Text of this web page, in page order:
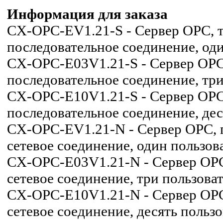
Информация для заказа
CX-OPC-EV1.21-S - Сервер ОРС,
последовательное соединение,
CX-OPC-E03V1.21-S - Сервер
последовательное соединение,
CX-OPC-E10V1.21-S - Сервер
последовательное соединение,
CX-OPC-EV1.21-N - Сервер ОРС,
сетевое соединение, один
CX-OPC-E03V1.21-N - Сервер
сетевое соединение, три
CX-OPC-E10V1.21-N - Сервер
сетевое соединение, десять